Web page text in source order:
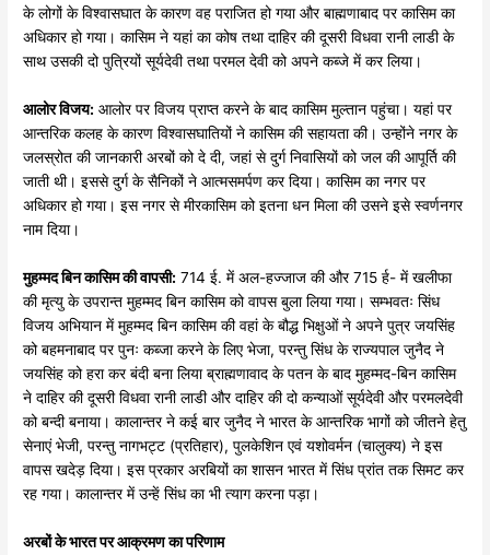
के लोगों के विश्वासघात के कारण वह पराजित हो गया और बाह्मणाबाद पर कासिम का
अधिकार हो गया। कासिम ने यहां का कोष तथा दाहिर की दूसरी विधवा रानी लाडी के
साथ उसकी दो पुत्रियों सूर्यदेवी तथा परमल देवी को अपने कब्जे में कर लिया।
आलोरविजय: आलोर पर विजय प्राप्त करने के बाद कासिम मुल्तान पहुंचा। यहां पर
आन्तरिक कलह के कारण विश्वासघातियों ने कासिम की सहायता की। उन्होंने नगर के
जलस्रोत की जानकारी अरबों को दे दी, जहां से दुर्ग निवासियों को जल की आपूर्ति की
जाती थी। इससे दुर्ग के सैनिकों ने आत्मसमर्पण कर दिया। कासिम का नगर पर
अधिकार हो गया। इस नगर से मीरकासिम को इतना धन मिला की उसने इसे स्वर्णनगर
नाम दिया।
मुहम्मदबिनकासिमकीवापसी: 714 ई. में अल-हज्जाज की और 715 र्ह- में खलीफा
की मृत्यु के उपरान्त मुहम्मद बिन कासिम को वापस बुला लिया गया। सम्भवतः सिंध
विजय अभियान में मुहम्मद बिन कासिम की वहां के बौद्ध भिक्षुओं ने अपने पुत्र जयसिंह
को बहमनाबाद पर पुनः कब्जा करने के लिए भेजा, परन्तु सिंध के राज्यपाल जुनैद ने
जयसिंह को हरा कर बंदी बना लिया ब्राह्मणावाद के पतन के बाद मुहम्मद-बिन कासिम
ने दाहिर की दूसरी विधवा रानी लाडी और दाहिर की दो कन्याओं सूर्यदेवी और परमलदेवी
को बन्दी बनाया। कालान्तर ने कई बार जुनैद ने भारत के आन्तरिक भागों को जीतने हेतु
सेनाएं भेजी, परन्तु नागभट्ट (प्रतिहार), पुलकेशिन एवं यशोवर्मन (चालुक्य) ने इस
वापस खदेड़ दिया। इस प्रकार अरबियों का शासन भारत में सिंध प्रांत तक सिमट कर
रह गया। कालान्तर में उन्हें सिंध का भी त्याग करना पड़ा।
अरबोंकेभारतपरआक्रमणकापरिणाम